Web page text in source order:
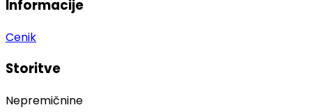
Informacije
Cenik
Storitve
Nepremičnine